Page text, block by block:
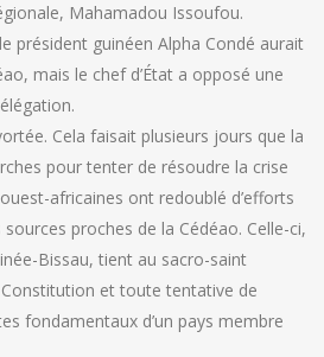
Mahamadou Issoufou.
président guinéen Alpha Condé aurait
mais le chef d’État a opposé une
Cela faisait plusieurs jours que la
pour tenter de résoudre la crise
africaines ont redoublé d’efforts
proches de la Cédéao. Celle-ci,
Bissau, tient au sacro-saint
et toute tentative de
fondamentaux d’un pays membre